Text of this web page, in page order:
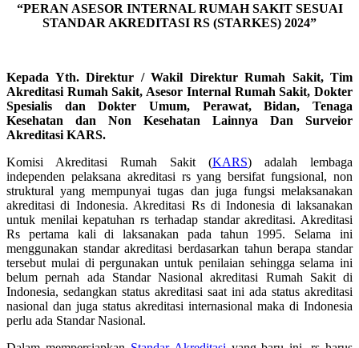
“PERAN ASESOR INTERNAL RUMAH SAKIT SESUAI
STANDAR AKREDITASI RS (STARKES) 2024”
Kepada Yth. Direktur / Wakil Direktur Rumah Sakit, Tim
Akreditasi Rumah Sakit, Asesor Internal Rumah Sakit, Dokter
Spesialis dan Dokter Umum, Perawat, Bidan, Tenaga
Kesehatan dan Non Kesehatan Lainnya Dan Surveior
Akreditasi KARS.
Komisi Akreditasi Rumah Sakit (KARS) adalah lembaga
independen pelaksana akreditasi rs yang bersifat fungsional, non
struktural yang mempunyai tugas dan juga fungsi melaksanakan
akreditasi di Indonesia. Akreditasi Rs di Indonesia di laksanakan
untuk menilai kepatuhan rs terhadap standar akreditasi. Akreditasi
Rs pertama kali di laksanakan pada tahun 1995. Selama ini
menggunakan standar akreditasi berdasarkan tahun berapa standar
tersebut mulai di pergunakan untuk penilaian sehingga selama ini
belum pernah ada Standar Nasional akreditasi Rumah Sakit di
Indonesia, sedangkan status akreditasi saat ini ada status akreditasi
nasional dan juga status akreditasi internasional maka di Indonesia
perlu ada Standar Nasional.